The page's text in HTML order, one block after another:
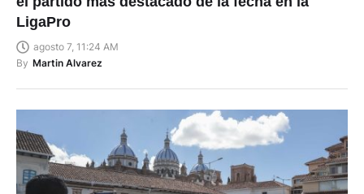
LigaPro
agosto 7, 11:24 AM
By Martin Alvarez